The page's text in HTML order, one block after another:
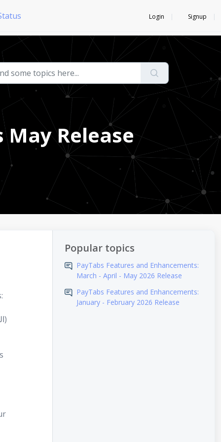
Login Signup
Release
(النسخة العربية متوفرة في أسفل المنشور)
Popular topics
PayTabs Features and Enhancements:
March - April - May 2026 Release
PayTabs Features and Enhancements:
January - February 2026 Release